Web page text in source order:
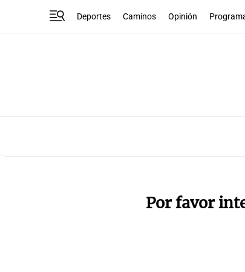
Deportes Caminos Opinión
Por favor